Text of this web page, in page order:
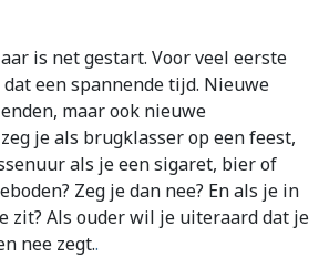
is net gestart. Voor veel eerste
een spannende tijd. Nieuwe
maar ook nieuwe
je als brugklasser op een feest,
als je een sigaret, bier of
Zeg je dan nee? En als je in
zit? Als ouder wil je uiteraard dat je
nee zegt..